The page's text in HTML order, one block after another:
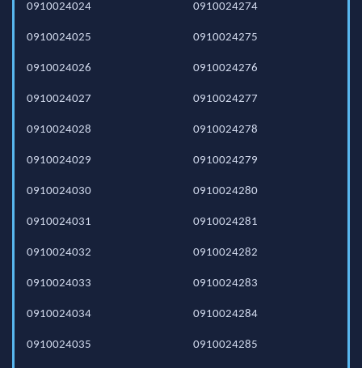
0910024024
0910024025
0910024026
0910024027
0910024028
0910024029
0910024030
0910024031
0910024032
0910024033
0910024034
0910024035
0910024274
0910024275
0910024276
0910024277
0910024278
0910024279
0910024280
0910024281
0910024282
0910024283
0910024284
0910024285